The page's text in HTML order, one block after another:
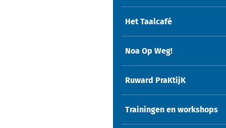
Het Taalcafé
Noa Op Weg!
Ruward PraKtijK
Trainingen en workshops